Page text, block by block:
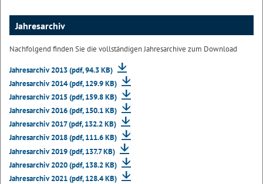
Jahresarchiv
Nachfolgend finden Sie die vollständigen Jahresarchive zum Download
Jahresarchiv 2013 (pdf, 94.3 KB)
Jahresarchiv 2014 (pdf, 129.9 KB)
Jahresarchiv 2015 (pdf, 159.8 KB)
Jahresarchiv 2016 (pdf, 150.1 KB)
Jahresarchiv 2017 (pdf, 132.2 KB)
Jahresarchiv 2018 (pdf, 111.6 KB)
Jahresarchiv 2019 (pdf, 137.7 KB)
Jahresarchiv 2020 (pdf, 138.2 KB)
Jahresarchiv 2021 (pdf, 128.4 KB)